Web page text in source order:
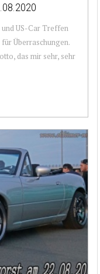
US-Car Treffen
Überraschungen.
das mir sehr, sehr